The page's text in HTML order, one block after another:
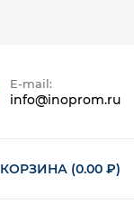
E-mail:
info@inoprom.ru
КОРЗИНА (0.00 ₽)